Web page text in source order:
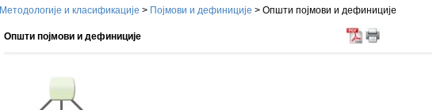
Методологије и класификације > Појмови и дефиниције > Општи појмови и дефиниције
Општи појмови и дефиниције